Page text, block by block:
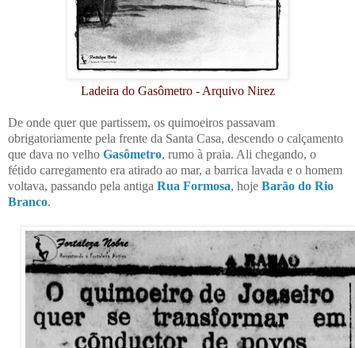
Ladeira do Gasômetro - Arquivo Nirez
De onde quer que partissem, os quimoeiros passavam
obrigatoriamente pela frente da Santa Casa, descendo o calçamento
que dava no velho Gasômetro, rumo à praia. Ali chegando, o
fétido carregamento era atirado ao mar, a barrica lavada e o homem
voltava, passando pela antiga Rua Formosa, hoje Barão do Rio
Branco.